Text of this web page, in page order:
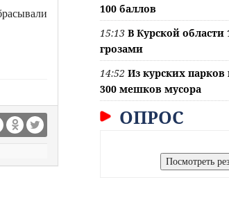
100 баллов
15:13 В Курской
грозами
14:52 Из курских
300 мешков мусора
ОПРОС